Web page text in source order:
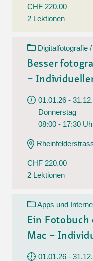
CHF 220.00
2 Lektionen
Digitalfotografie
Besser
–
01.01.26 -
Donnerstag
08:00 - 17:30
CHF 220.00
2 Lektionen
Apps und
Ein Fotobuch
Mac –
01.01.26 -